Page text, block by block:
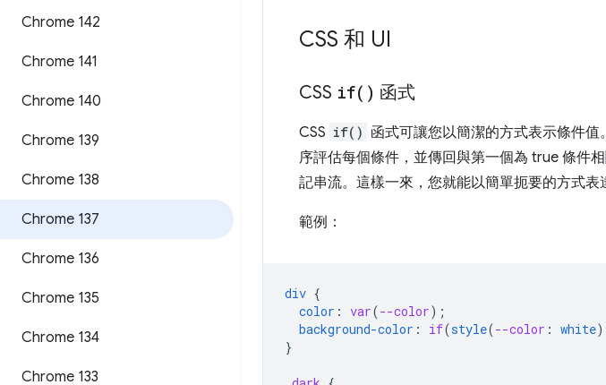
Chrome 142
Chrome 141
Chrome 140
Chrome 139
Chrome 138
Chrome 137
Chrome 136
Chrome 135
Chrome 134
Chrome 133
CSS 和 UI
CSS if( ) 函式
CSS if() 函式可讓您以簡潔的方式表示條件
序評估每個條件，並傳回與第一個為 true 條件
記串流。這樣一來，您就能以簡單扼要的方式表
範例：
div {
color : var(--color);
background-color : if(style(--color : white)
}